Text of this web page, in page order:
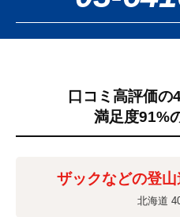
口コミ高評価の
満足度91%
ザックなどの登
北海道